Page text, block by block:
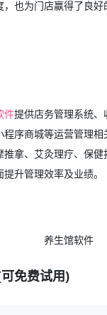
也为门店赢得了良
件提供店务管理系统
程序商城等运营管理
推拿、艾灸理疗、保
升管理效率及业绩。
免费试用)